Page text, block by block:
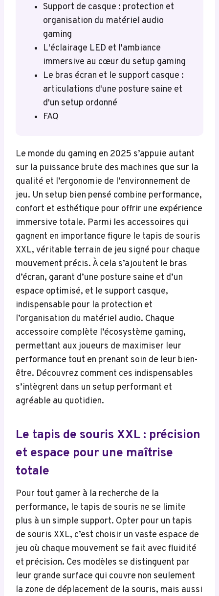
Support de casque : protection et
organisation du matériel audio
gaming
L'éclairage LED et l'ambiance
immersive au cœur du setup gaming
Le bras écran et le support casque :
articulations d'une posture saine et
d'un setup ordonné
FAQ
Le monde du gaming en 2025 s’appuie autant
sur la puissance brute des machines que sur la
qualité et l’ergonomie de l’environnement de
jeu. Un setup bien pensé combine performance,
confort et esthétique pour offrir une expérience
immersive totale. Parmi les accessoires qui
gagnent en importance figure le tapis de souris
XXL, véritable terrain de jeu signé pour chaque
mouvement précis. À cela s’ajoutent le bras
d’écran, garant d’une posture saine et d’un
espace optimisé, et le support casque,
indispensable pour la protection et
l’organisation du matériel audio. Chaque
accessoire complète l’écosystème gaming,
permettant aux joueurs de maximiser leur
performance tout en prenant soin de leur bien-
être. Découvrez comment ces indispensables
s’intègrent dans un setup performant et
agréable au quotidien.
Le tapis de souris XXL : précision
et espace pour une maîtrise
totale
Pour tout gamer à la recherche de la
performance, le tapis de souris ne se limite
plus à un simple support. Opter pour un tapis
de souris XXL, c’est choisir un vaste espace de
jeu où chaque mouvement se fait avec fluidité
et précision. Ces modèles se distinguent par
leur grande surface qui couvre non seulement
la zone de déplacement de la souris, mais aussi